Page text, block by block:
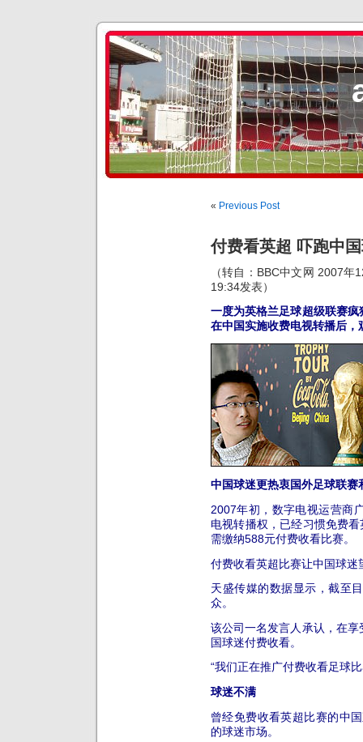
« Previous Post
付费看英超 吓跑中
（转自：BBC中文网 2007
19:34发表）
一度为英格兰足球超级联赛
在中国实施收费电视转播后
中国球迷更热衷国外足球联赛
2007年初，数字电视运营商
电视转播权，已经习惯免费
需缴纳588元付费收看比赛。
付费收看英超比赛让中国球
天盛传媒的数据显示，截至
众。
该公司一名发言人承认，在
国球迷付费收看。
“我们正在推广付费收看足球
球迷不满
曾经免费收看英超比赛的中
的球迷市场。